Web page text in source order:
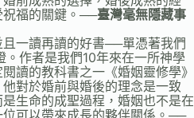
福的關鍵。 ──臺灣毫無隱藏事
一讀再讀的好書──單憑著我們
作者是我們10年來在一所神學
讀的教科書之一《婚姻靈修學》
對於婚前與婚後的理念是一致
生命的成聖過程，婚姻也不是在